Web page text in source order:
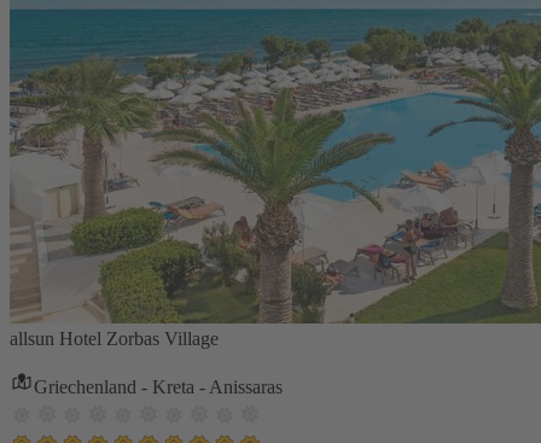
allsun Hotel Zorbas Village
Griechenland - Kreta - Anissaras